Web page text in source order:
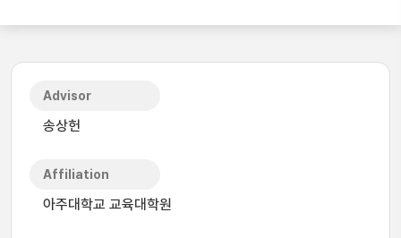
Advisor
송상헌
Affiliation
아주대학교 교육대학원